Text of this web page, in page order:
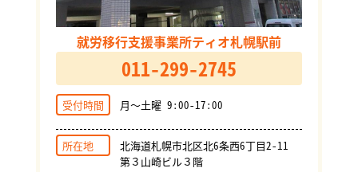
就労移行支援事業所ティオ札幌駅前
011-299-2745
受付時間 月～土曜 9:00-17:00
所在地
北海道札幌市北区北6条西6丁目2-11
第３山崎ビル３階